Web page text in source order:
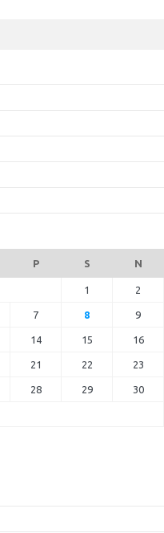
P S N
1 2
7 8 9
14 15 16
21 22 23
28 29 30